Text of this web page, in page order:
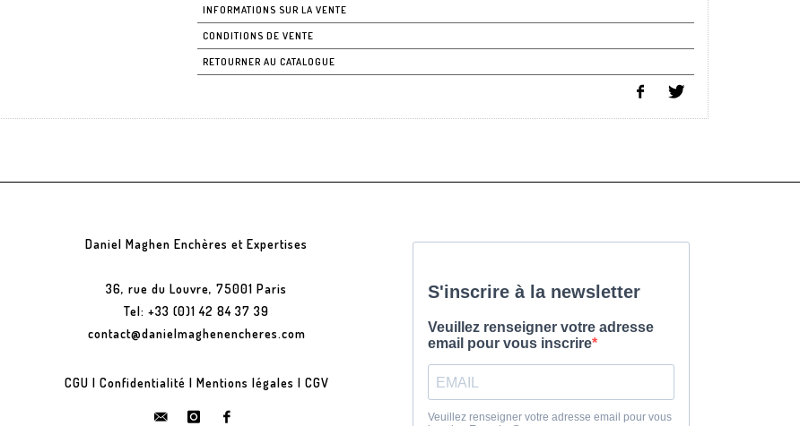
INFORMATIONS SUR LA VENTE
CONDITIONS DE VENTE
RETOURNER AU CATALOGUE
Daniel Maghen Enchères et Expertises
36, rue du Louvre, 75001 Paris
Tel: +33 (0)1 42 84 37 39
contact@danielmaghenencheres.com
CGU | Confidentialité | Mentions légales | CGV